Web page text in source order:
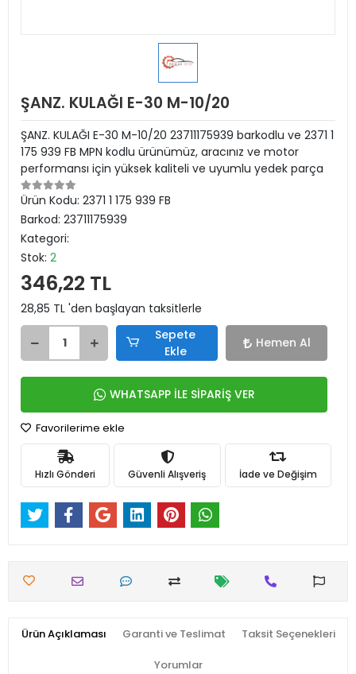
ŞANZ. KULAĞI E-30 M-10/20
ŞANZ. KULAĞI E-30 M-10/20 23711175939 barkodlu ve 2371 1
175 939 FB MPN kodlu ürünümüz, aracınız ve motor
performansı için yüksek kaliteli ve uyumlu yedek parça
Ürün Kodu: 2371 1 175 939 FB
Barkod: 23711175939
Kategori:
Stok: 2
346,22 TL
28,85 TL 'den başlayan taksitlerle
Sepete
Ekle
Hemen Al
WHATSAPP İLE SİPARİŞ VER
Favorilerime ekle
Hızlı Gönderi Güvenli Alışveriş İade ve Değişim
Ürün Açıklaması Garanti ve Teslimat Taksit Seçenekleri
Yorumlar